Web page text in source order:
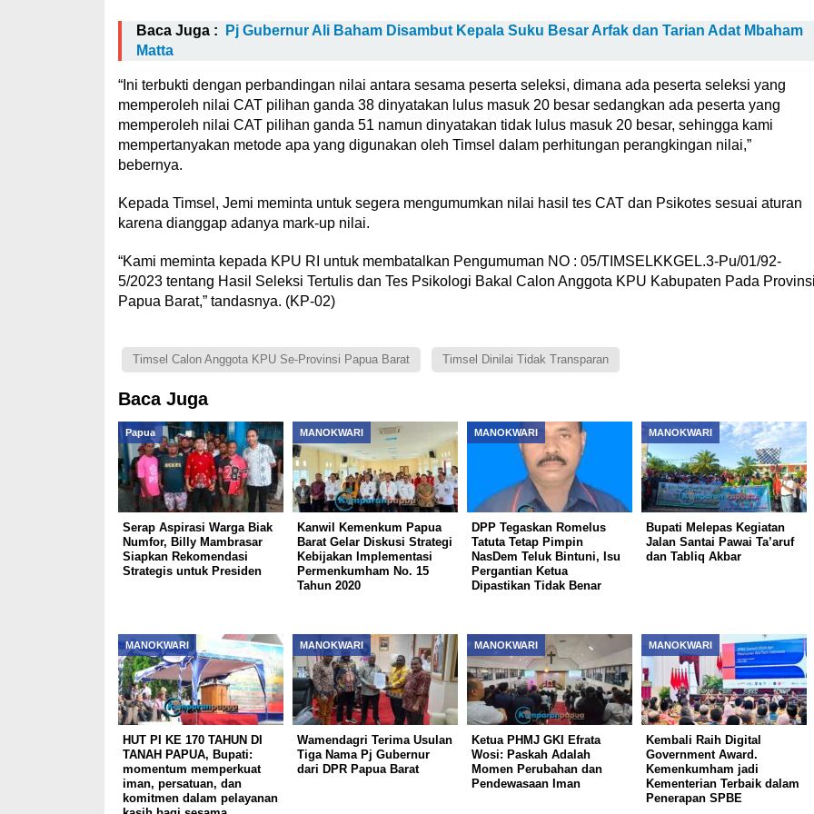
Baca Juga :
Pj Gubernur Ali Baham Disambut Kepala Suku Besar Arfak dan Tarian Adat Mbaham
Matta
“Ini terbukti dengan perbandingan nilai antara sesama peserta seleksi, dimana ada peserta seleksi yang
memperoleh nilai CAT pilihan ganda 38 dinyatakan lulus masuk 20 besar sedangkan ada peserta yang
memperoleh nilai CAT pilihan ganda 51 namun dinyatakan tidak lulus masuk 20 besar, sehingga kami
mempertanyakan metode apa yang digunakan oleh Timsel dalam perhitungan perangkingan nilai,”
bebernya.
Kepada Timsel, Jemi meminta untuk segera mengumumkan nilai hasil tes CAT dan Psikotes sesuai aturan
karena dianggap adanya mark-up nilai.
“Kami meminta kepada KPU RI untuk membatalkan Pengumuman NO : 05/TIMSELKKGEL.3-Pu/01/92-
5/2023 tentang Hasil Seleksi Tertulis dan Tes Psikologi Bakal Calon Anggota KPU Kabupaten Pada
Papua Barat,” tandasnya. (KP-02)
Timsel Calon Anggota KPU Se-Provinsi Papua Barat Timsel Dinilai Tidak Transparan
Baca Juga
Papua
Serap Aspirasi Warga Biak
Numfor, Billy Mambrasar
Siapkan Rekomendasi
Strategis untuk Presiden
MANOKWARI
Kanwil Kemenkum Papua
Barat Gelar Diskusi Strategi
Kebijakan Implementasi
Permenkumham No. 15
Tahun 2020
MANOKWARI
DPP Tegaskan Romelus
Tatuta Tetap Pimpin
NasDem Teluk Bintuni, Isu
Pergantian Ketua
Dipastikan Tidak Benar
MANOKWARI
Bupati Melepas Kegiatan
Jalan Santai Pawai Ta’aruf
dan Tabliq Akbar
MANOKWARI
HUT PI KE 170 TAHUN DI
TANAH PAPUA, Bupati:
momentum memperkuat
iman, persatuan, dan
komitmen dalam pelayanan
MANOKWARI
Wamendagri Terima Usulan
Tiga Nama Pj Gubernur
dari DPR Papua Barat
MANOKWARI
Ketua PHMJ GKI Efrata
Wosi: Paskah Adalah
Momen Perubahan dan
Pendewasaan Iman
MANOKWARI
Kembali Raih Digital
Government Award.
Kemenkumham jadi
Kementerian Terbaik dalam
Penerapan SPBE